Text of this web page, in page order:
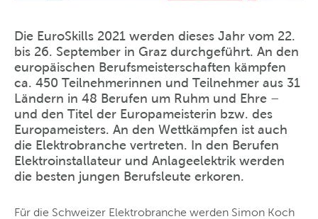
Die EuroSkills 2021 werden dieses Jahr vom 22.
bis 26. September in Graz durchgeführt. An den
europäischen Berufsmeisterschaften kämpfen
ca. 450 Teilnehmerinnen und Teilnehmer aus 31
Ländern in 48 Berufen um Ruhm und Ehre –
und den Titel der Europameisterin bzw. des
Europameisters. An den Wettkämpfen ist auch
die Elektrobranche vertreten. In den Berufen
Elektroinstallateur und Anlageelektrik werden
die besten jungen Berufsleute erkoren.
Für die Schweizer Elektrobranche werden Simon Koch